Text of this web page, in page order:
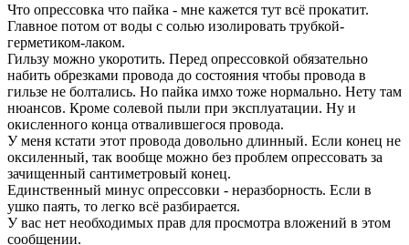
Что опрессовка что пайка - мне кажется тут всё прокатит.
Главное потом от воды с солью изолировать трубкой-
герметиком-лаком.
Гильзу можно укоротить. Перед опрессовкой обязательно
набить обрезками провода до состояния чтобы провода в
гильзе не болтались. Но пайка имхо тоже нормально. Нету там
нюансов. Кроме солевой пыли при эксплуатации. Ну и
окисленного конца отвалившегося провода.
У меня кстати этот провода довольно длинный. Если конец не
оксиленный, так вообще можно без проблем опрессовать за
зачищенный сантиметровый конец.
Единственный минус опрессовки - неразборность. Если в
ушко паять, то легко всё разбирается.
У вас нет необходимых прав для просмотра вложений в этом
сообщении.